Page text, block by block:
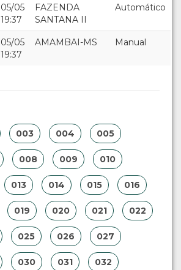
05/05
19:37
FAZENDA
SANTANA II
Automático
05/05
19:37
AMAMBAI-MS Manual
003 004 005
008 009 010
013 014 015 016
019 020 021 022
025 026 027
030 031 032